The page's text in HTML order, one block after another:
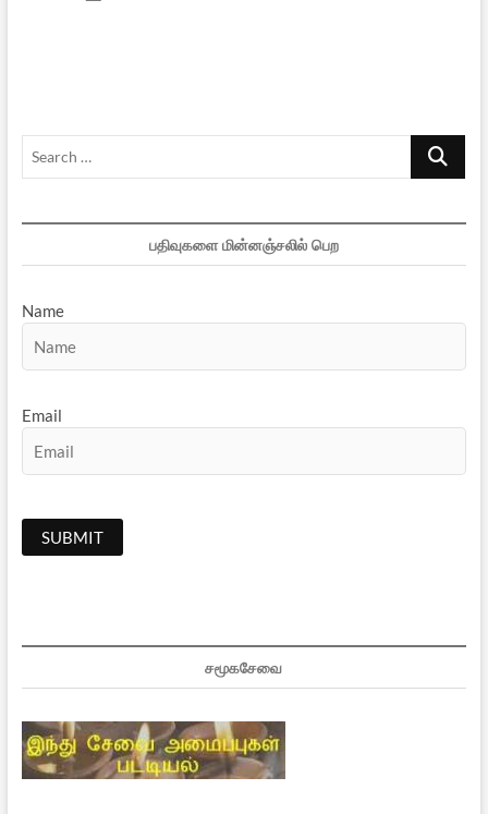
Search
பதிவுகளை மின்னஞ்சலில் பெற
Name
Email
சமூகசேவை